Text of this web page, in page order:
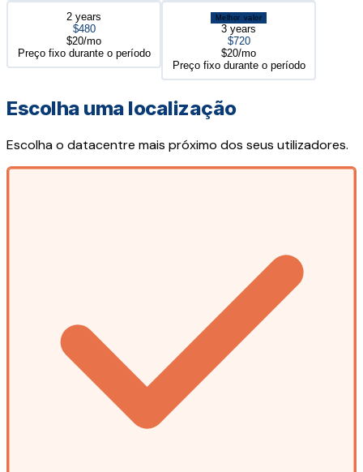
2 years
$480
$20/mo
Preço fixo durante o período
Melhor valor
3 years
$720
$20/mo
Preço fixo durante o período
Escolha uma localização
Escolha o datacentre mais próximo dos seus utilizadores.